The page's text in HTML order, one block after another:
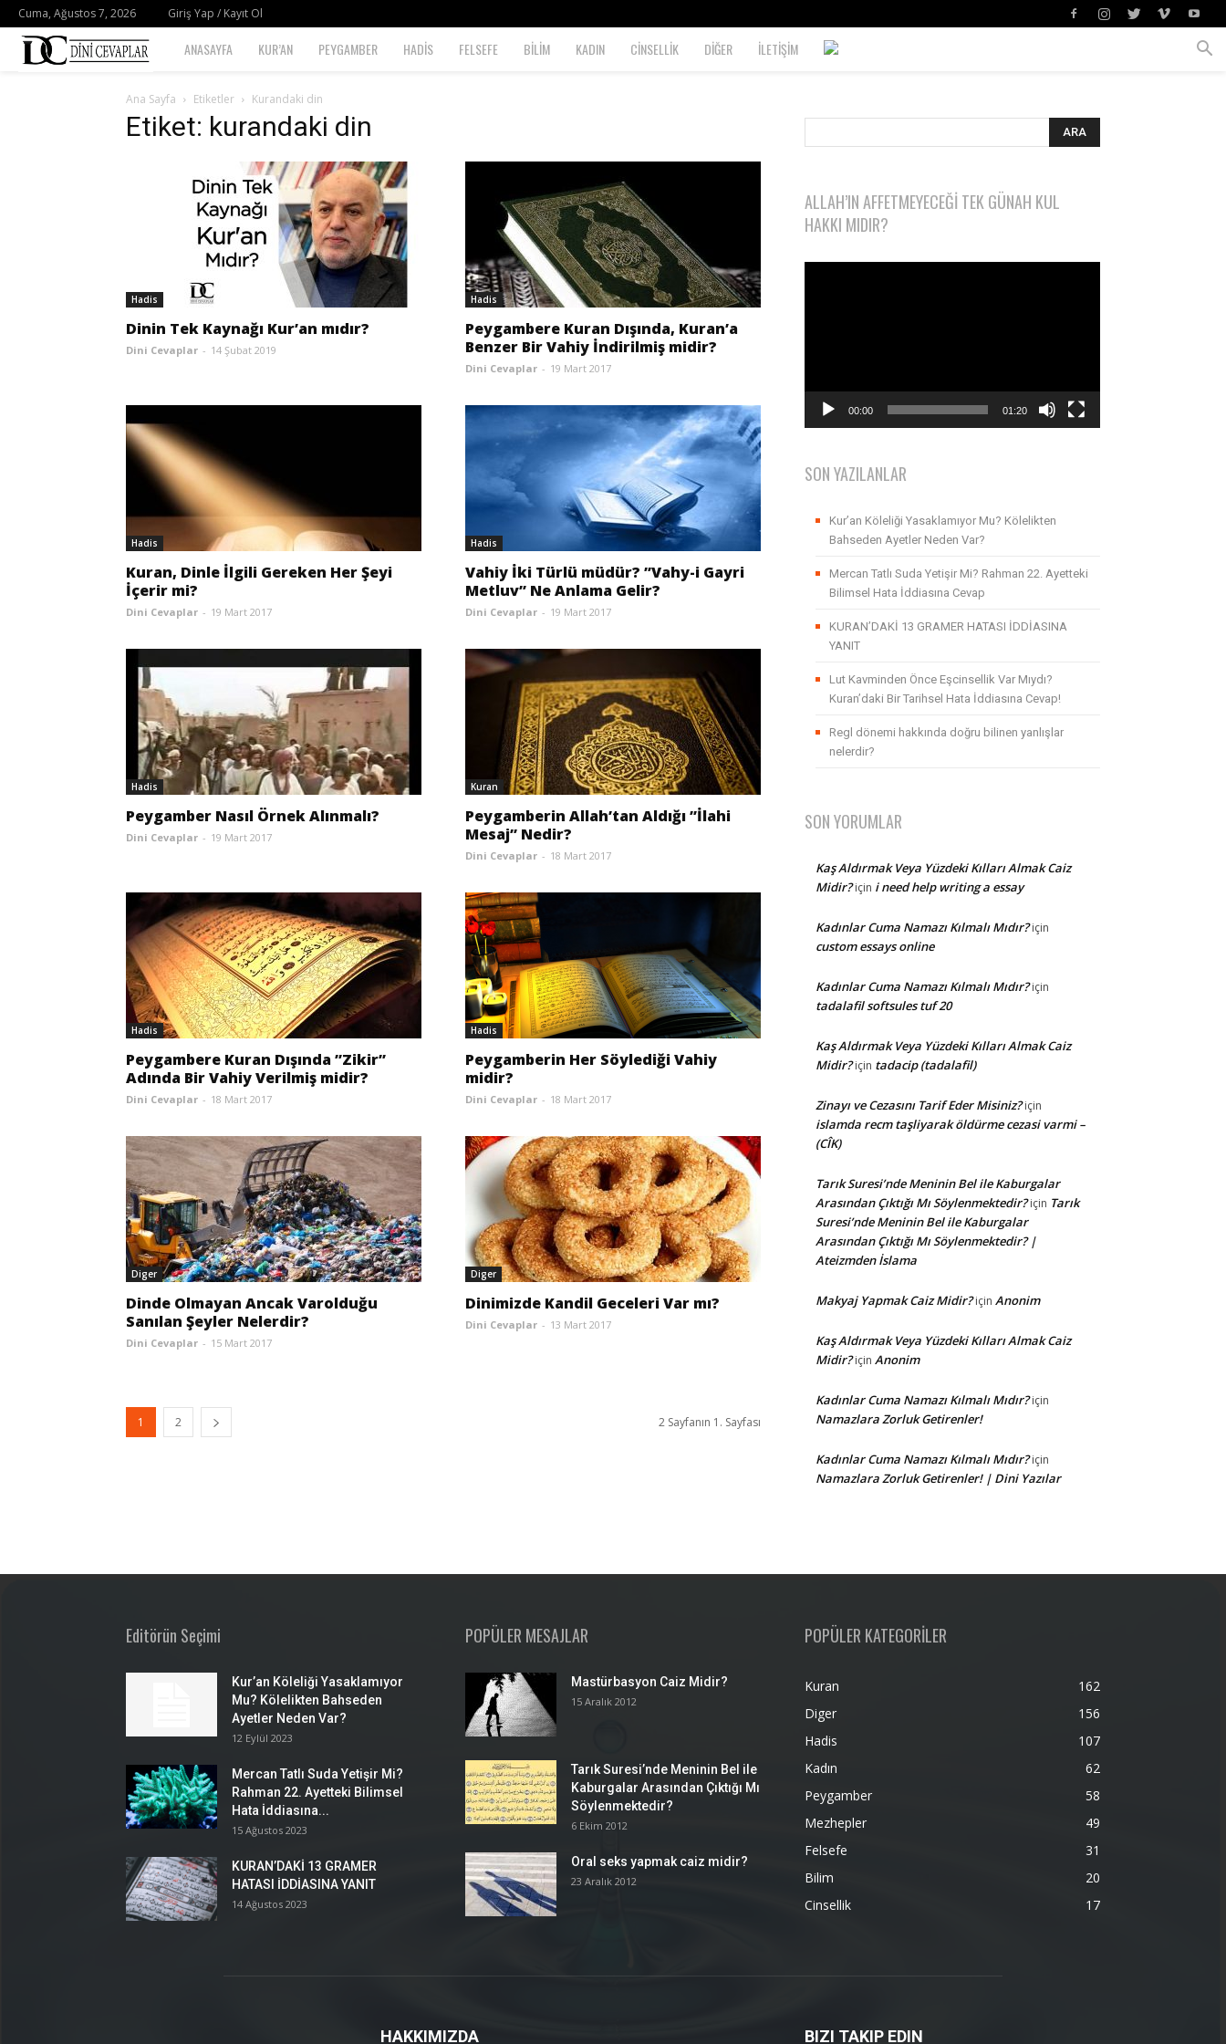
Cuma, Ağustos 7, 2026 Giriş Yap / Kayıt Ol
Dini
Cevaplar
ANASAYFA KUR’AN PEYGAMBER HADİS FELSEFE BİLİM KADIN CİNSELLİK DİĞER İLETİŞİM
Ana Sayfa Etiketler Kurandaki din
Etiket: kurandaki din
Hadis
Dinin Tek Kaynağı Kur’an mıdır?
Dini Cevaplar - 14 Şubat 2019
Hadis
Peygambere Kuran Dışında, Kuran’a
Benzer Bir Vahiy İndirilmiş midir?
Dini Cevaplar - 19 Mart 2017
Hadis
Kuran, Dinle İlgili Gereken Her Şeyi
İçerir mi?
Dini Cevaplar - 19 Mart 2017
Hadis
Vahiy İki Türlü müdür? ”Vahy-i Gayri
Metluv” Ne Anlama Gelir?
Dini Cevaplar - 19 Mart 2017
Hadis
Peygamber Nasıl Örnek Alınmalı?
Dini Cevaplar - 19 Mart 2017
Kuran
Peygamberin Allah’tan Aldığı ”İlahi
Mesaj” Nedir?
Dini Cevaplar - 18 Mart 2017
Hadis
Peygambere Kuran Dışında ”Zikir”
Adında Bir Vahiy Verilmiş midir?
Dini Cevaplar - 18 Mart 2017
Hadis
Peygamberin Her Söylediği Vahiy
midir?
Dini Cevaplar - 18 Mart 2017
Diger
Dinde Olmayan Ancak Varolduğu
Sanılan Şeyler Nelerdir?
Dini Cevaplar - 15 Mart 2017
Diger
Dinimizde Kandil Geceleri Var mı?
Dini Cevaplar - 13 Mart 2017
1 2 2 Sayfanın 1. Sayfası
ALLAH’IN AFFETMEYECEĞI TEK GÜNAH KUL
HAKKI MIDIR?
00:00 01:20
SON YAZILANLAR
Kur’an Köleliği Yasaklamıyor Mu? Kölelikten
Bahseden Ayetler Neden Var?
Mercan Tatlı Suda Yetişir Mi? Rahman 22. Ayetteki
Bilimsel Hata İddiasına Cevap
KURAN’DAKİ 13 GRAMER HATASI İDDİASINA
YANIT
Lut Kavminden Önce Eşcinsellik Var Mıydı?
Kuran’daki Bir Tarihsel Hata İddiasına Cevap!
Regl dönemi hakkında doğru bilinen yanlışlar
nelerdir?
SON YORUMLAR
Kaş Aldırmak Veya Yüzdeki Kılları Almak Caiz
Midir?için i need help writing a essay
Kadınlar Cuma Namazı Kılmalı Mıdır?için
custom essays online
Kadınlar Cuma Namazı Kılmalı Mıdır?için
tadalafil softsules tuf 20
Kaş Aldırmak Veya Yüzdeki Kılları Almak Caiz
Midir?için tadacip (tadalafil)
Zinayı ve Cezasını Tarif Eder Misiniz?için
islamda recm taşliyarak öldürme cezasi varmi –
(CÎK)
Tarık Suresi’nde Meninin Bel ile Kaburgalar
Arasından Çıktığı Mı Söylenmektedir?için Tarık
Suresi’nde Meninin Bel ile Kaburgalar
Arasından Çıktığı Mı Söylenmektedir? |
Ateizmden İslama
Makyaj Yapmak Caiz Midir?için Anonim
Kaş Aldırmak Veya Yüzdeki Kılları Almak Caiz
Midir?için Anonim
Kadınlar Cuma Namazı Kılmalı Mıdır?için
Namazlara Zorluk Getirenler!
Kadınlar Cuma Namazı Kılmalı Mıdır?için
Namazlara Zorluk Getirenler! | Dini Yazılar
Editörün Seçimi
Kur’an Köleliği Yasaklamıyor
Mu? Kölelikten Bahseden
Ayetler Neden Var?
12 Eylül 2023
Mercan Tatlı Suda Yetişir Mi?
Rahman 22. Ayetteki Bilimsel
Hata İddiasına...
15 Ağustos 2023
KURAN’DAKİ 13 GRAMER
HATASI İDDİASINA YANIT
14 Ağustos 2023
POPÜLER MESAJLAR
Mastürbasyon Caiz Midir?
15 Aralık 2012
Tarık Suresi’nde Meninin Bel ile
Kaburgalar Arasından Çıktığı Mı
Söylenmektedir?
6 Ekim 2012
Oral seks yapmak caiz midir?
23 Aralık 2012
POPÜLER KATEGORİLER
Kuran
162
Diger
156
Hadis
107
Kadın
62
Peygamber
58
Mezhepler
49
Felsefe
31
Bilim
20
Cinsellik
17
HAKKIMIZDA BIZI TAKIP EDIN